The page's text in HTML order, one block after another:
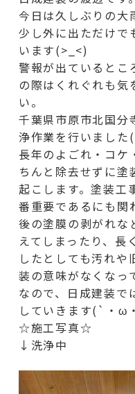
今日は久しぶりの
少し外に出ただけで
います(>_<)
警報が出ているとこ
の際はくれぐれも気
い。
千葉県市原市北国分
浄作業を行いまし
長年のよごれ・コケ
ちんと除去せずに塗
起こします。塗装工
番重要であるにも関
後の塗膜の剥がれな
えてしまったり、長
したとしても汚れや
装の意味がなくなっ
なので、日成建装で
していきます(`・ω
☆施工写真☆
↓洗浄中